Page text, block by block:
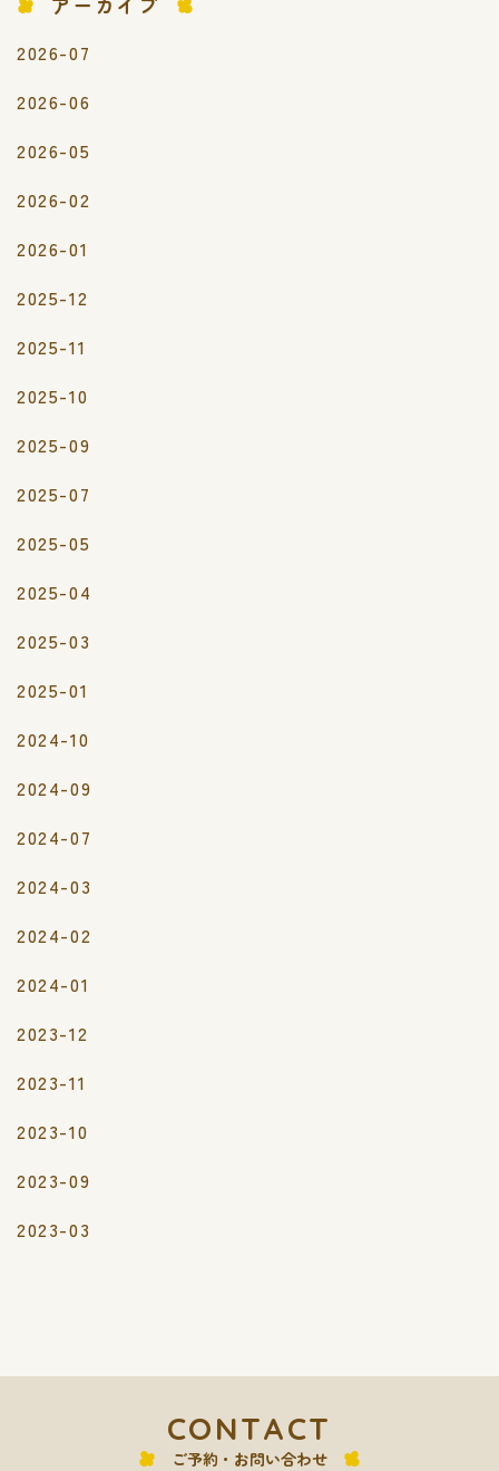
2026-07
2026-06
2026-05
2026-02
2026-01
2025-12
2025-11
2025-10
2025-09
2025-07
2025-05
2025-04
2025-03
2025-01
2024-10
2024-09
2024-07
2024-03
2024-02
2024-01
2023-12
2023-11
2023-10
2023-09
2023-03
CONTACT
ご予約・お問い合わせ